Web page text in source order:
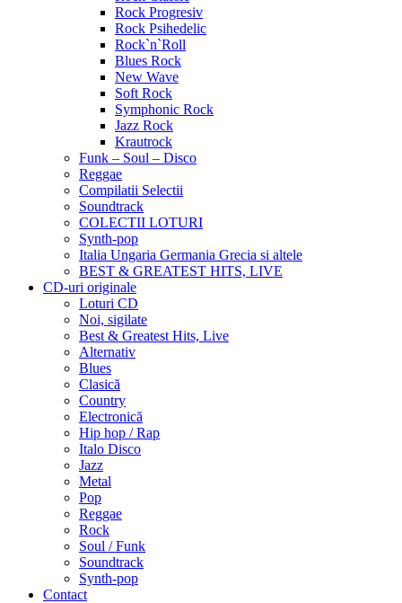
Rock Progresiv
Rock Psihedelic
Rock`n`Roll
Blues Rock
New Wave
Soft Rock
Symphonic Rock
Jazz Rock
Krautrock
Funk – Soul – Disco
Reggae
Compilatii Selectii
Soundtrack
COLECTII LOTURI
Synth-pop
Italia Ungaria Germania Grecia si altele
BEST & GREATEST HITS, LIVE
CD-uri originale
Loturi CD
Noi, sigilate
Best & Greatest Hits, Live
Alternativ
Blues
Clasică
Country
Electronică
Hip hop / Rap
Italo Disco
Jazz
Metal
Pop
Reggae
Rock
Soul / Funk
Soundtrack
Synth-pop
Contact